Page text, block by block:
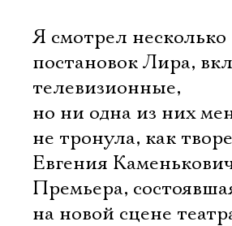
Я смотрел несколько
постановок Лира,
телевизионные,
но ни одна из них
не тронула, как
Евгения
Премьера,
на новой сцене